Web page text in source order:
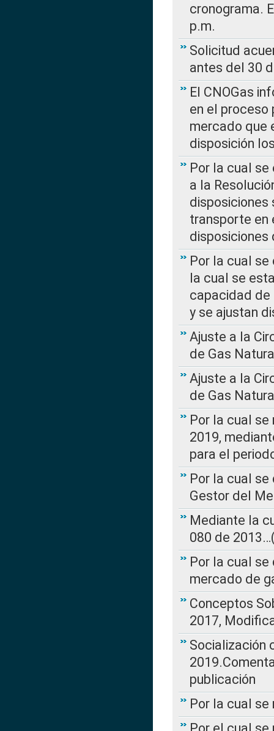
cronograma.
p.m.
Solicitud
antes del 30
El CNOGas
en el
mercado que
disposición
Por la cual se
a la
disposiciones
transporte en
disposiciones
Por la cual se
la cual se
capacidad de
y se ajustan
Ajuste a la
de Gas
Ajuste a la
de Gas
Por la cual se
2019,
para el
Por la cual
Gestor del
Mediante la
080 de
Por la cual
mercado de
Conceptos
2017,
Socialización
publicación
Por la cual se